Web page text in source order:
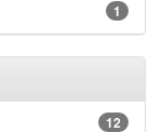
1
12